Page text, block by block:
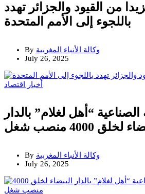
من القيود والجزائر تهدد
باللجوء إلى الأمم المتحدة
By وكالة الأنباء المغربية
July 26, 2025
أخبار اقتصاد
“أهل لغلام” بالدار
لخلق 4000 منصب شغل
By وكالة الأنباء المغربية
July 26, 2025